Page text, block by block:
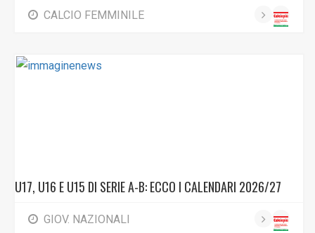
CALCIO FEMMINILE
U17, U16 E U15 DI SERIE A-B: ECCO I CALENDARI 2026/27
GIOV. NAZIONALI